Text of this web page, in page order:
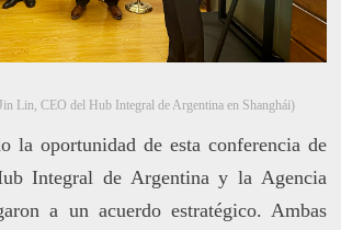
Lin, CEO del Hub Integral de Argentina en Shanghái)
la oportunidad de esta conferencia de
Integral de Argentina y la Agencia
a un acuerdo estratégico. Ambas